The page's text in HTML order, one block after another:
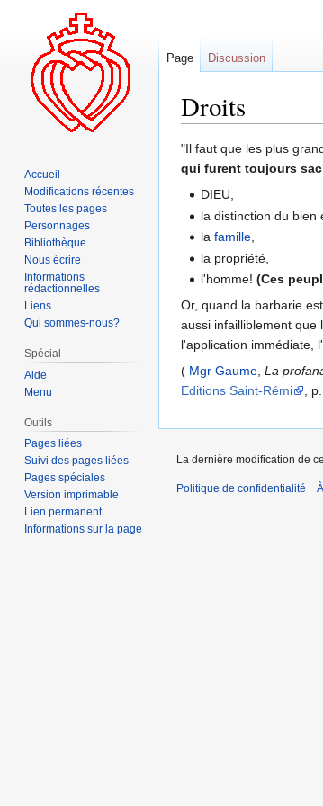
Droits
Aller
à
Aller
à
"Il faut que les plus
qui furent toujours
DIEU,
la distinction du bien
lafamille,
la propriété,
l'homme! (Ces
Or, quand la barbarie est
aussi infailliblement que
l'application immédiate,
( Mgr Gaume La
Editions Saint-Rémi
,
Page Discussion
Accueil
Modifications récentes
Toutes les pages
Personnages
Bibliothèque
Nous écrire
Informations
rédactionnelles
Liens
Qui sommes-nous?
Spécial
Aide
Menu
Outils
Pages liées
Suivi des pages liées
Pages spéciales
Version imprimable
Lien permanent
Informations sur la page
La dernière modification de
Politique de confidentialité